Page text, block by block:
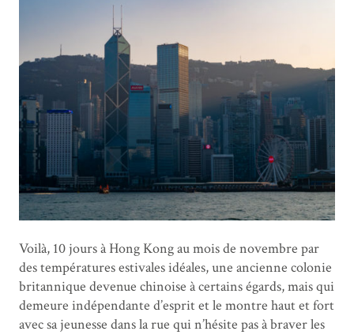
Voilà, 10 jours à Hong Kong au mois de novembre par
des températures estivales idéales, une ancienne colonie
britannique devenue chinoise à certains égards, mais qui
demeure indépendante d’esprit et le montre haut et fort
avec sa jeunesse dans la rue qui n’hésite pas à braver les